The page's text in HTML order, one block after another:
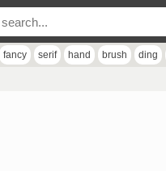
fancy serif hand brush ding